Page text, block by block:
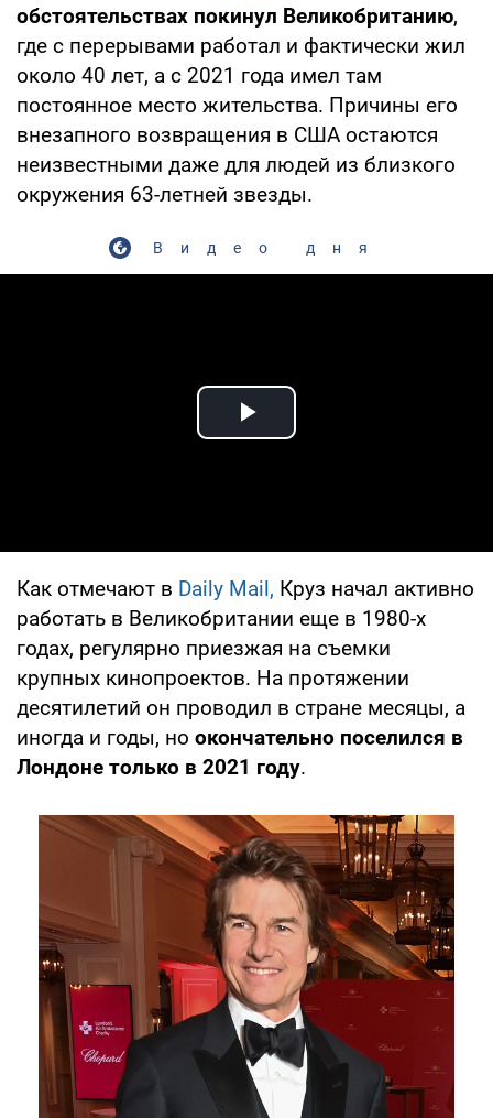
обстоятельствах покинул Великобританию,
где с перерывами работал и фактически жил
около 40 лет, а с 2021 года имел там
постоянное место жительства. Причины его
внезапного возвращения в США остаются
неизвестными даже для людей из близкого
окружения 63-летней звезды.
Видео дня
Play Video
Как отмечают в Daily Mail, Круз начал активно
работать в Великобритании еще в 1980-х
годах, регулярно приезжая на съемки
крупных кинопроектов. На протяжении
десятилетий он проводил в стране месяцы, а
иногда и годы, но окончательно поселился в
Лондоне только в 2021 году.